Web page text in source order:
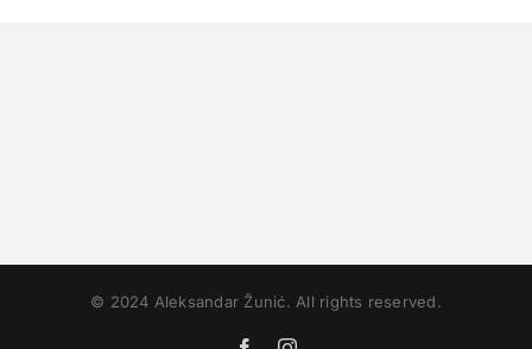
© 2024 Aleksandar Žunić. All rights reserved.